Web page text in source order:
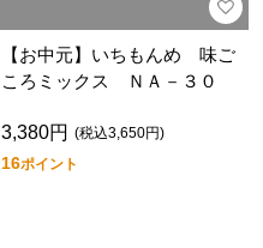
【お中元】いちもんめ 味ご
ころミックス ＮＡ－３０
3,380円 (税込3,650円)
16ポイント